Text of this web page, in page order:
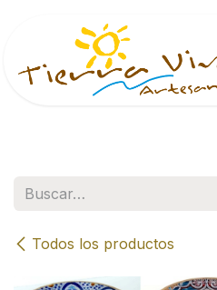
Todos los productos